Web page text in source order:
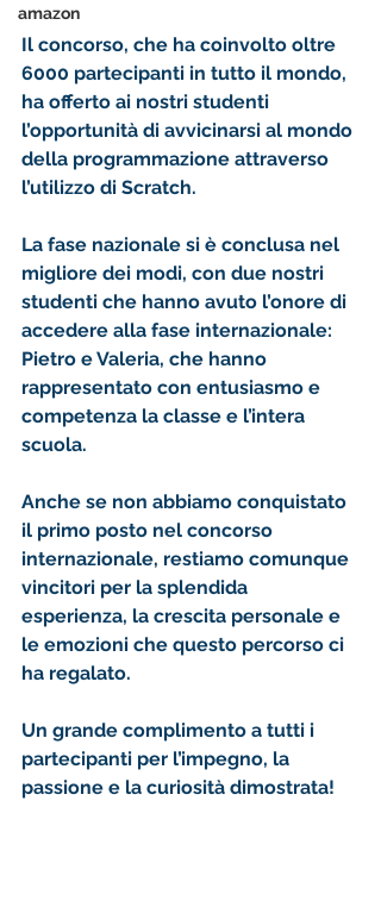
amazon
Il concorso, che ha coinvolto oltre
6000 partecipanti in tutto il mondo,
ha offerto ai nostri studenti
l’opportunità di avvicinarsi al mondo
della programmazione attraverso
l’utilizzo di Scratch.
La fase nazionale si è conclusa nel
migliore dei modi, con due nostri
studenti che hanno avuto l’onore di
accedere alla fase internazionale:
Pietro e Valeria, che hanno
rappresentato con entusiasmo e
competenza la classe e l’intera
scuola.
Anche se non abbiamo conquistato
il primo posto nel concorso
internazionale, restiamo comunque
vincitori per la splendida
esperienza, la crescita personale e
le emozioni che questo percorso ci
ha regalato.
Un grande complimento a tutti i
partecipanti per l’impegno, la
passione e la curiosità dimostrata!